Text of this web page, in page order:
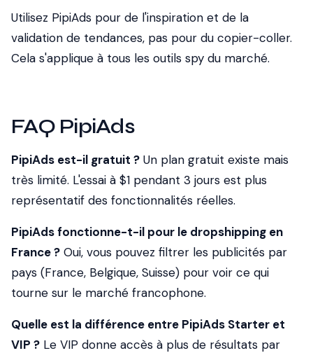
Utilisez PipiAds pour de l'inspiration et de la
validation de tendances, pas pour du copier-coller.
Cela s'applique à tous les outils spy du marché.
FAQ PipiAds
PipiAds est-il gratuit ? Un plan gratuit existe mais
très limité. L'essai à $1 pendant 3 jours est plus
représentatif des fonctionnalités réelles.
PipiAds fonctionne-t-il pour le dropshipping en
France ? Oui, vous pouvez filtrer les publicités par
pays (France, Belgique, Suisse) pour voir ce qui
tourne sur le marché francophone.
Quelle est la différence entre PipiAds Starter et
VIP ? Le VIP donne accès à plus de résultats par